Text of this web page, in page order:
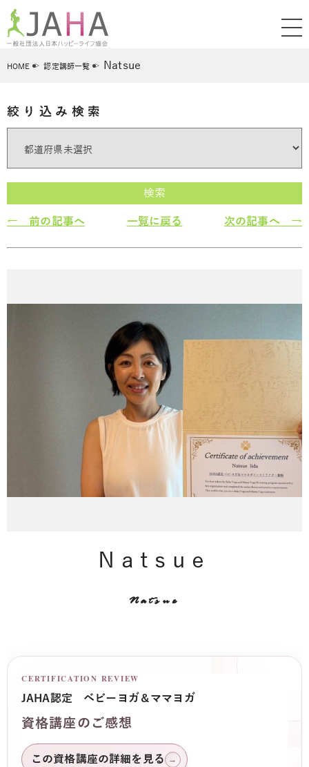
HOME 認定講師一覧 Natsue
絞り込み検索
検索
← 前の記事へ 一覧に戻る 次の記事へ →
Natsue
Natsue
CERTIFICATION REVIEW
JAHA認定 ベビーヨガ＆ママヨガ
資格講座のご感想
この資格講座の詳細を見る →